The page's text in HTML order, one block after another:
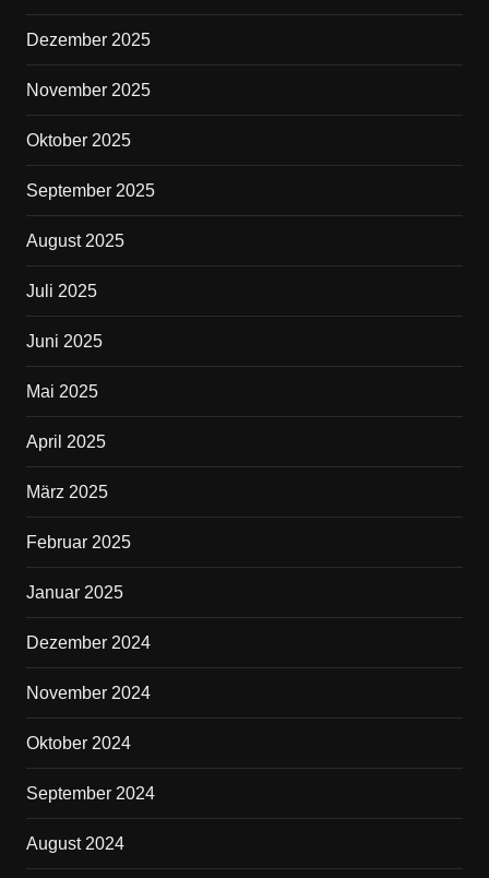
Dezember 2025
November 2025
Oktober 2025
September 2025
August 2025
Juli 2025
Juni 2025
Mai 2025
April 2025
März 2025
Februar 2025
Januar 2025
Dezember 2024
November 2024
Oktober 2024
September 2024
August 2024